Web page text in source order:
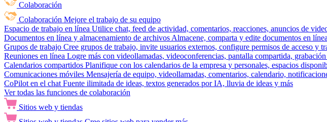
Colaboración
Colaboración Mejore el trabajo de su equipo
Espacio de trabajo en línea Utilice chat, feed de actividad, comentarios, reacciones, anuncios de
Documentos en línea y almacenamiento de archivos Almacene, comparta y edite documentos en
Grupos de trabajo Cree grupos de trabajo, invite usuarios externos, configure permisos de acceso y
Reuniones en línea Logre más con videollamadas, videoconferencias, pantalla compartida,
Calendarios compartidos Planifique con los calendarios de la empresa y personales, espacios
Comunicaciones móviles Mensajería de equipo, videollamadas, comentarios, calendario,
CoPilot en el chat Fuente ilimitada de ideas, textos generados por IA, lluvia de ideas y más
Ver todas las funciones de colaboración
Sitios web y tiendas